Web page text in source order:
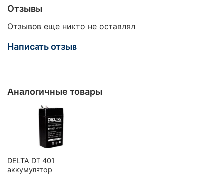
Отзывы
Отзывов еще никто не оставлял
Написать отзыв
Аналогичные товары
DELTA DT 401
аккумулятор